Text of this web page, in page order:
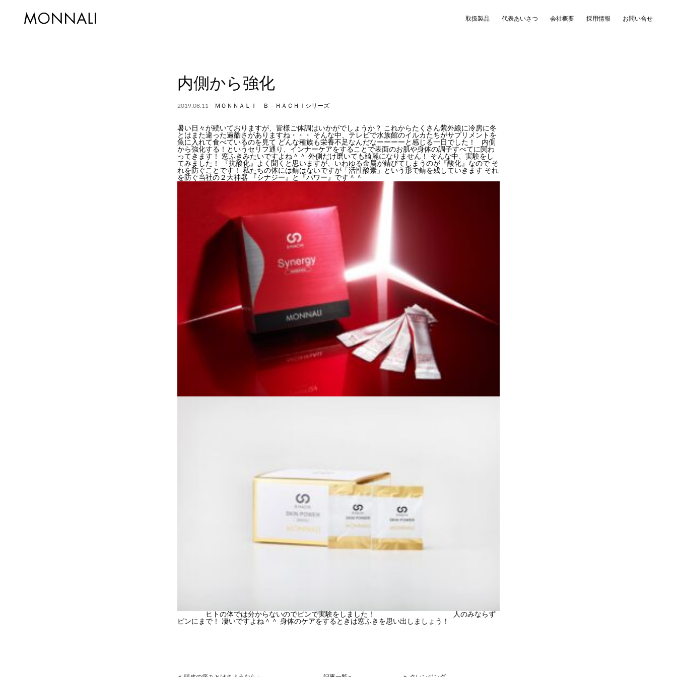
取扱製品 代表あいさつ 会社概要 採用情報 お問い合せ
内側から強化
2019.08.11 ＭＯＮＮＡＬＩ Ｂ－ＨＡＣＨＩシリーズ
暑い日々が続いておりますが、皆様ご体調はいかがでしょうか？ これからたくさん紫外線に冷房に冬
とはまた違った過酷さがありますね・・・ そんな中、テレビで水族館のイルカたちがサプリメントを
魚に入れて食べているのを見て どんな種族も栄養不足なんだなーーーーと感じる一日でした！ 内側
から強化する！というセリフ通り、インナーケアをすることで表面のお肌や身体の調子すべてに関わ
ってきます！ 窓ふきみたいですよね＾＾ 外側だけ磨いても綺麗になりません！ そんな中、実験をし
てみました！ 『抗酸化』よく聞くと思いますが、いわゆる金属が錆びてしまうのが『酸化』なので そ
れを防ぐことです！ 私たちの体には錆はないですが「活性酸素」という形で錆を残していきます それ
を防ぐ当社の２大神器 『シナジー』と『パワー』です＾＾
ヒトの体では分からないのでピンで実験をしました！
人のみならず
ピンにまで！ 凄いですよね＾＾ 身体のケアをするときは窓ふきを思い出しましょう！